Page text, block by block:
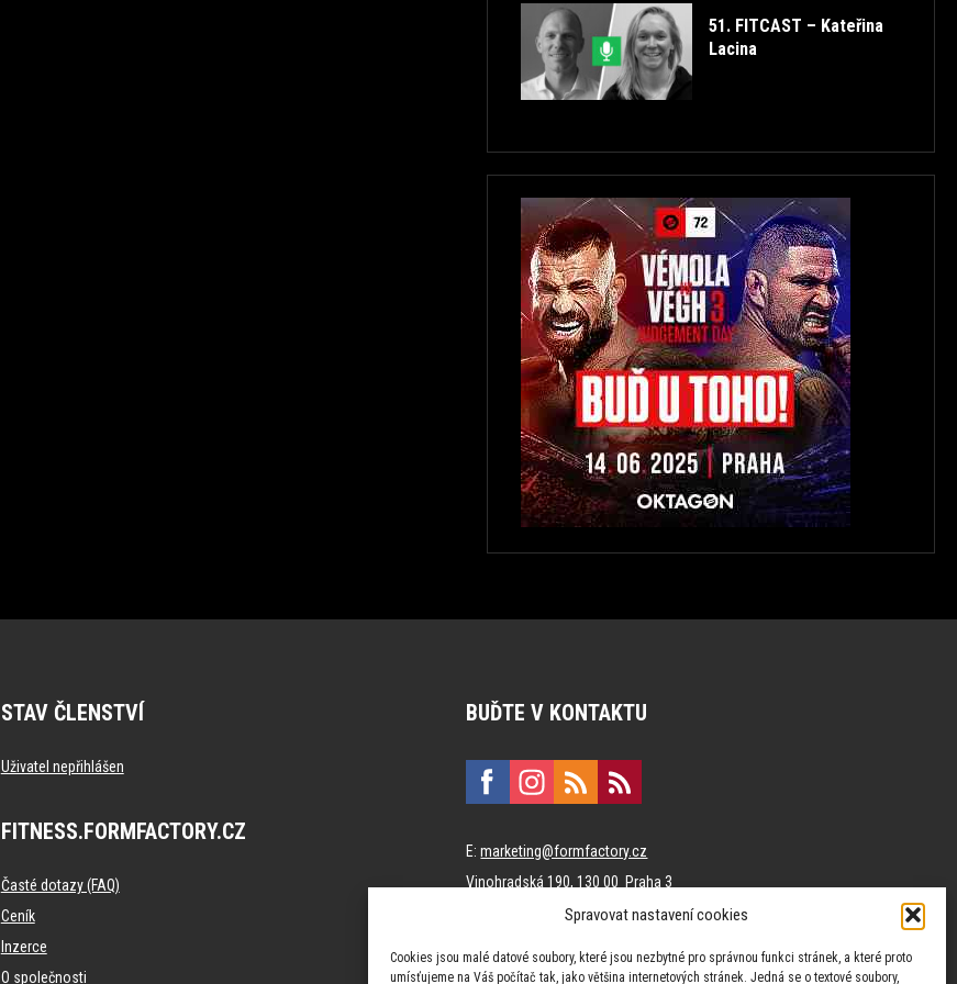
Spravovat nastavení cookies
Cookies jsou malé datové soubory, které jsou nezbytné pro správnou funkci stránek, a které proto
umísťujeme na Váš počítač tak, jako většina internetových stránek. Jedná se o textové soubory,
51. FITCAST – Kateřina
Lacina
STAV ČLENSTVÍ
Uživatel nepřihlášen
FITNESS.FORMFACTORY.CZ
Časté dotazy (FAQ)
Ceník
Inzerce
O společnosti
BUĎTE V KONTAKTU
E:marketing@formfactory.cz
Vinohradská 190, 130 00 Praha 3